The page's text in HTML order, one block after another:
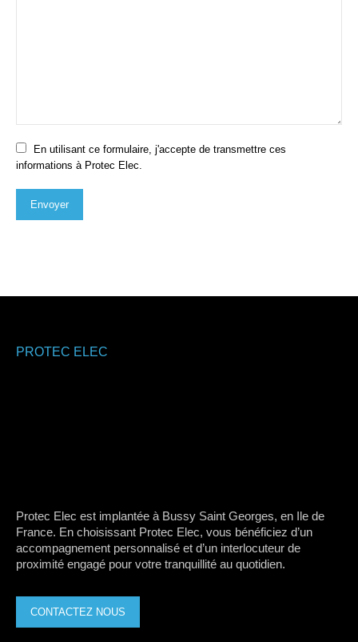
En utilisant ce formulaire, j'accepte de transmettre ces
informations à Protec Elec.
Envoyer
PROTEC ELEC
Protec Elec est implantée à Bussy Saint Georges, en Ile de
France. En choisissant Protec Elec, vous bénéficiez d’un
accompagnement personnalisé et d’un interlocuteur de
proximité engagé pour votre tranquillité au quotidien.
CONTACTEZ NOUS